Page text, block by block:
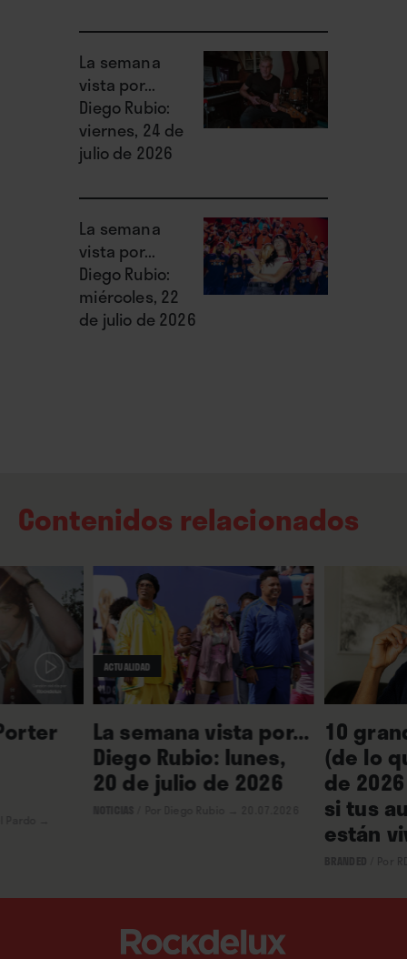
La semana
vista por...
Diego Rubio:
viernes, 24 de
julio de 2026
La semana
vista por...
Diego Rubio:
miércoles, 22
de julio de 2026
Contenidos relacionados
ACTUALIDAD
La semana vista por...
Diego Rubio: lunes,
20 de julio de 2026
10
(de lo
de
si tus
están